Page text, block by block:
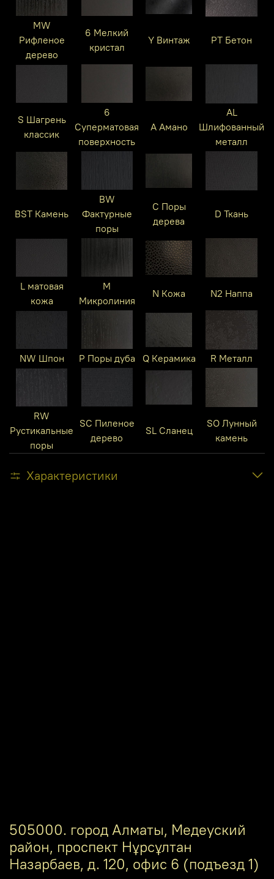
MW
Рифленое
дерево
6 Мелкий
кристал
Y Винтаж PT Бетон
S Шагрень
классик
6
Суперматовая
поверхность
A Амано
AL
Шлифованный
металл
BST Камень
BW
Фактурные
поры
C Поры
дерева
D Ткань
L матовая
кожа
M
Микролиния
N Кожа N2 Наппа
NW Шпон P Поры дуба Q Керамика R Металл
RW
Рустикальные
поры
SC Пиленое
дерево
SL Сланец
SO Лунный
камень
Характеристики
505000. город Алматы, Медеуский
район, проспект Нұрсұлтан
Назарбаев, д. 120, офис 6 (подъезд 1)